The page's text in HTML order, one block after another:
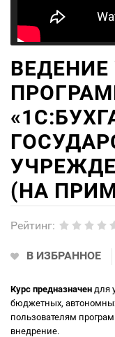
ВЕДЕНИЕ
(НА
Рейтинг:
В ИЗБРАННОЕ
Курс предназначен для
бюджетных,
пользователям
внедрение.